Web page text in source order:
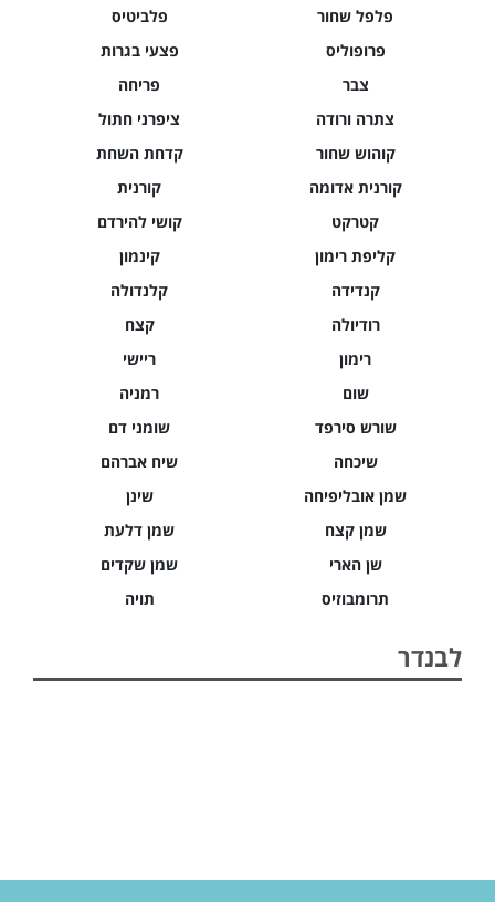
פלביטיס
פלפל שחור
פצעי בגרות
פרופוליס
פריחה
צבר
ציפרני חתול
צתרה ורודה
קדחת השחת
קוהוש שחור
קורנית
קורנית אדומה
קושי להירדם
קטרקט
קינמון
קליפת רימון
קלנדולה
קנדידה
קצח
רודיולה
ריישי
רימון
רמניה
שום
שומני דם
שורש סירפד
שיח אברהם
שיכחה
שינן
שמן אובליפיחה
שמן דלעת
שמן קצח
שמן שקדים
שן הארי
תויה
תרומבוזיס
לבנדר